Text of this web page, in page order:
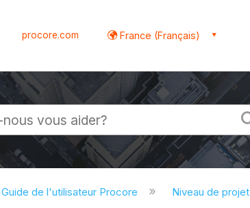
procore.com France (Français)
Guide de l'utilisateur Procore Niveau de projet